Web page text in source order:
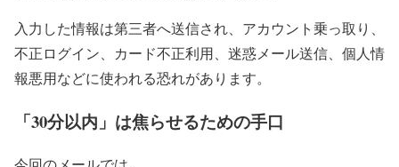
入力した情報は第三者へ送信され、アカウント乗っ取り、
不正ログイン、カード不正利用、迷惑メール送信、個人情
報悪用などに使われる恐れがあります。
「30分以内」は焦らせるための手口